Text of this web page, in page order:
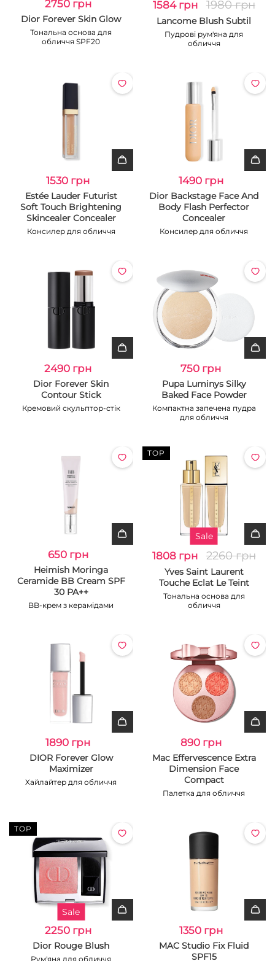
2750 грн
Dior Forever Skin Glow
Тональна основа для
обличчя SPF20
1584 грн 1980 грн
Lancome Blush Subtil
Пудрові рум'яна для
обличчя
1530 грн
Estée Lauder Futurist
Soft Touch Brightening
Skincealer Concealer
Консилер для обличчя
1490 грн
Dior Backstage Face And
Body Flash Perfector
Concealer
Консилер для обличчя
2490 грн
Dior Forever Skin
Contour Stick
Кремовий скульптор-стік
750 грн
Pupa Luminys Silky
Baked Face Powder
Компактна запечена пудра
для обличчя
650 грн
Heimish Moringa
Ceramide BB Cream SPF
30 PA++
BB-крем з керамідами
TOP
Sale
1808 грн 2260 грн
Yves Saint Laurent
Touche Eclat Le Teint
Тональна основа для
обличчя
1890 грн
DIOR Forever Glow
Maximizer
Хайлайтер для обличчя
890 грн
Mac Effervescence Extra
Dimension Face
Compact
Палетка для обличчя
TOP
Sale
2250 грн
Dior Rouge Blush
Рум'яна для обличчя
1350 грн
MAC Studio Fix Fluid
SPF15